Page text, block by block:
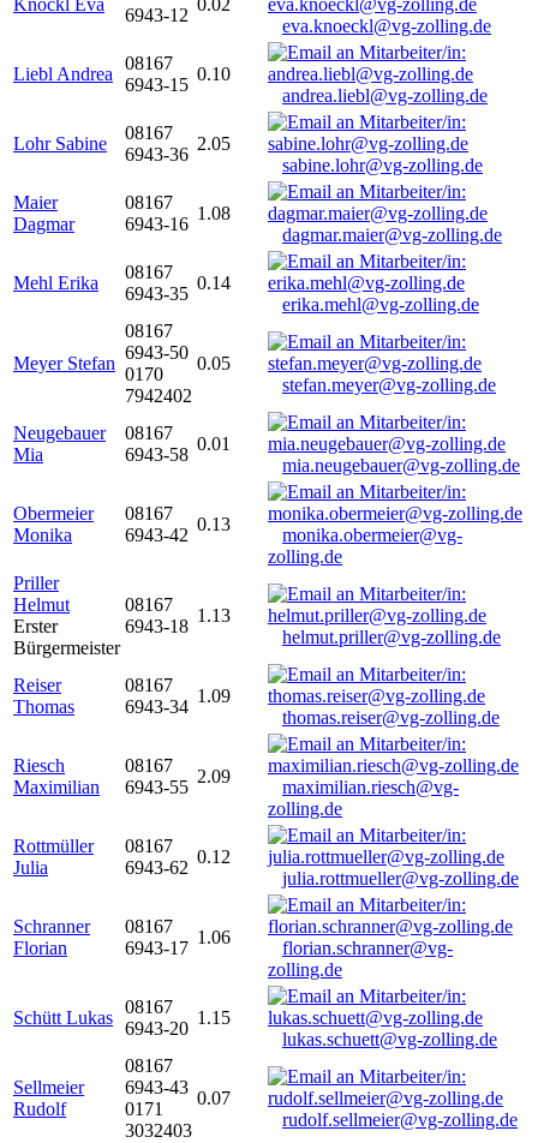
Knöckl Eva
6943-12
0.02
eva.knoeckl@vg-zolling.de
Liebl Andrea
08167
6943-15
0.10
andrea.liebl@vg-zolling.de
Lohr Sabine
08167
6943-36
2.05
sabine.lohr@vg-zolling.de
Maier
Dagmar
08167
6943-16
1.08
dagmar.maier@vg-zolling.de
Mehl Erika
08167
6943-35
0.14
erika.mehl@vg-zolling.de
Meyer Stefan
08167
6943-50
0170
7942402
0.05
stefan.meyer@vg-zolling.de
Neugebauer
Mia
08167
6943-58
0.01
mia.neugebauer@vg-zolling.de
Obermeier
Monika
08167
6943-42
0.13
monika.obermeier@vg-
zolling.de
Priller
Helmut
Erster
Bürgermeister
08167
6943-18
1.13
helmut.priller@vg-zolling.de
Reiser
Thomas
08167
6943-34
1.09
thomas.reiser@vg-zolling.de
Riesch
Maximilian
08167
6943-55
2.09
maximilian.riesch@vg-
zolling.de
Rottmüller
Julia
08167
6943-62
0.12
julia.rottmueller@vg-zolling.de
Schranner
Florian
08167
6943-17
1.06
florian.schranner@vg-
zolling.de
Schütt Lukas
08167
6943-20
1.15
lukas.schuett@vg-zolling.de
Sellmeier
Rudolf
08167
6943-43
0171
3032403
0.07
rudolf.sellmeier@vg-zolling.de